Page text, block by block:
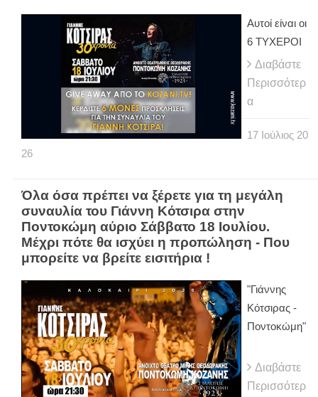
Αυτοί είναι οι
6 ΤΥΧΕΡΟΙ
Διαβάστε
Περισσότερ
α
17 Ιούλιος 20
26
Όλα όσα πρέπει να ξέρετε για τη μεγάλη
συναυλία του Γιάννη Κότσιρα στην
Ποντοκώμη αύριο Σάββατο 18 Ιουλίου.
Μέχρι πότε θα ισχύει η προπώληση - Που
μπορείτε να βρείτε εισιτήρια !
"Γιάννης
Κότσιρας -
Ποντοκώμη"
Διαβάστε
Περισσότερ